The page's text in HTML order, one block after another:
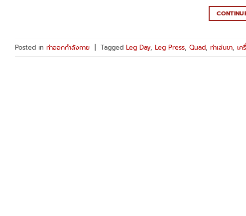
Posted in ท่าออกกำลังกาย | Tagged Leg Day, Leg Press, Quad, ท่าเล่นขา, เค